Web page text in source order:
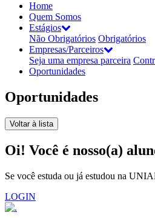
Home
Quem Somos
Estágios
Não Obrigatórios Obrigatórios
Empresas/Parceiros
Seja uma empresa parceira
Oportunidades
Oportunidades
Voltar à lista
Oi! Você é nosso(a)
Se você estuda ou já estudou na
LOGIN